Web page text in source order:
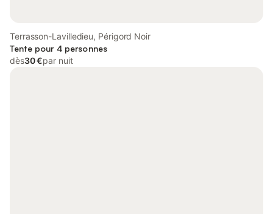
Terrasson-Lavilledieu, Périgord Noir
Tente pour 4 personnes
dès30 €par nuit